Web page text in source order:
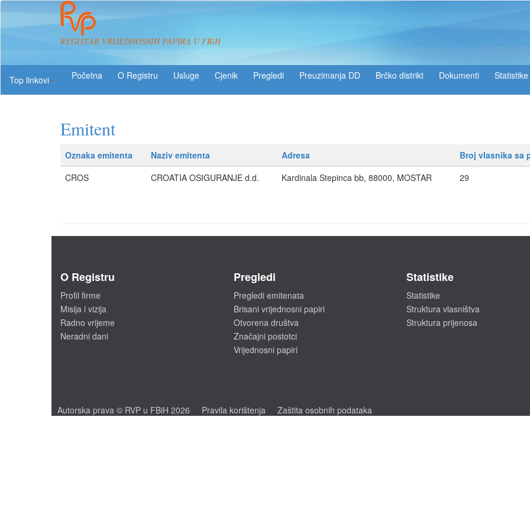
REGISTAR VRIJEDNOSNIH PAPIRA U FBiH
Top linkovi
O Registru Usluge Pregledi Preuzimanja DD Brčko distrikt Dokumenti Statistike
Emitent
Oznaka emitenta Naziv emitenta Adresa
Broj vlasnika sa
CROS
CROATIA OSIGURANJE d.d. Kardinala Stepinca bb, 88000, MOSTAR 29
O Registru
Profil firme
Misija i vizija
Radno vrijeme
Neradni dani
Pregledi
Pregledi emitenata
Brisani vrijednosni papiri
Otvorena društva
Značajni postotci
Vrijednosni papiri
Statistike
Statistike
Struktura vlasništva
Struktura prijenosa
Autorska prava © RVP u FBiH 2026 Pravila korištenja Zaštita osobnih podataka